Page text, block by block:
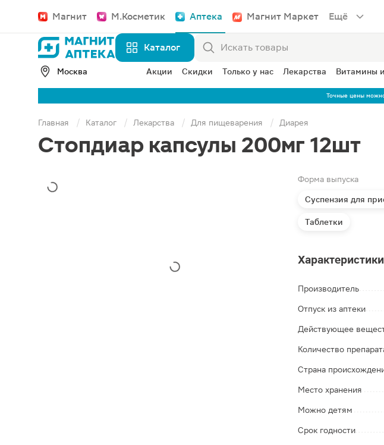
Магнит М.Косметик Аптека Магнит Маркет Ещё
Каталог
Москва Акции Скидки Только у нас Лекарства Витамины
Точные цены
Главная Каталог Лекарства Для пищеварения Диарея
Стопдиар капсулы 200мг 12шт
Форма выпуска
Суспензия для
Таблетки
Характеристики
Производитель
Отпуск из аптеки
Действующее
Количество
Страна
Место хранения
Можно детям
Срок годности